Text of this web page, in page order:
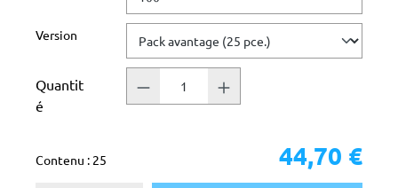
Sélectionnez
Version
Quantit
é
Contenu : 25 44,70 €